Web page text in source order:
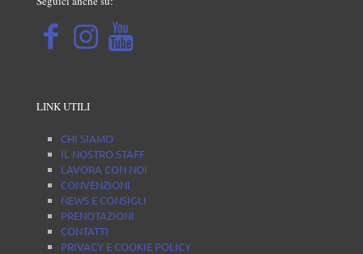
LINK UTILI
CHI SIAMO
IL NOSTRO STAFF
LAVORA CON NOI
CONVENZIONI
NEWS E CONSIGLI
PRENOTAZIONI
CONTATTI
PRIVACY E COOKIE POLICY